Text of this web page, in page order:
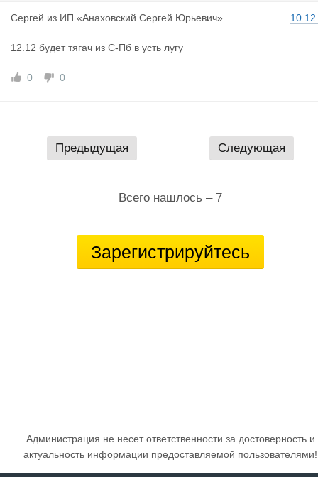
Сергей из ИП «Анаховский Сергей Юрьевич»
12.12 будет тягач из С-Пб в усть лугу
0 0
Предыдущая Следующая
Всего нашлось – 7
Зарегистрируйтесь
Администрация не несет ответственности за достоверность и
актуальность информации предоставляемой пользователями!